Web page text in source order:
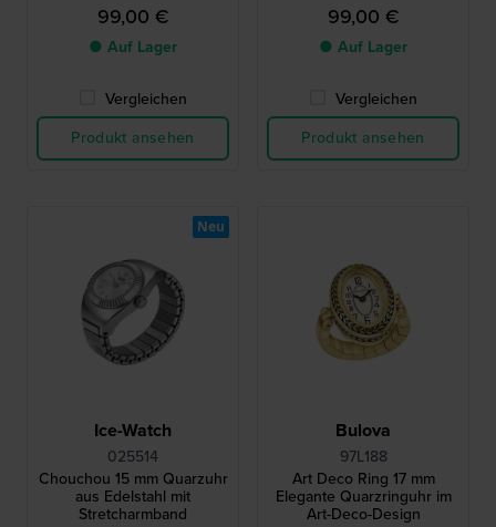
99,00 €
● Auf Lager
Vergleichen
Produkt ansehen
99,00 €
● Auf Lager
Vergleichen
Produkt ansehen
Ice-Watch
025514
Chouchou 15 mm Quarzuhr
aus Edelstahl mit
Stretcharmband
Neu
Bulova
97L188
Art Deco Ring 17 mm
Elegante Quarzringuhr im
Art-Deco-Design